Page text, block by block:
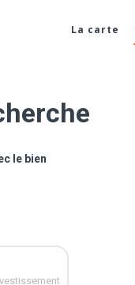
La carte
le bien